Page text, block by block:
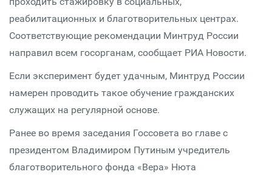
реабилитационных и благотворительных центрах.
Соответствующие рекомендации Минтруд России
направил всем госорганам, сообщает РИА Новости.
Если эксперимент будет удачным, Минтруд России
намерен проводить такое обучение гражданских
служащих на регулярной основе.
Ранее во время заседания Госсовета во главе с
президентом Владимиром Путиным учредитель
благотворительного фонда «Вера» Нюта